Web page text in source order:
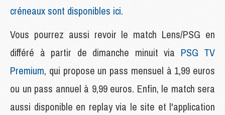
créneaux sont disponibles ici.
Vous pourrez aussi revoir le match Lens/PSG en
différé à partir de dimanche minuit via PSG TV
Premium, qui propose un pass mensuel à 1,99 euros
ou un pass annuel à 9,99 euros. Enfin, le match sera
aussi disponible en replay via le site et l'application